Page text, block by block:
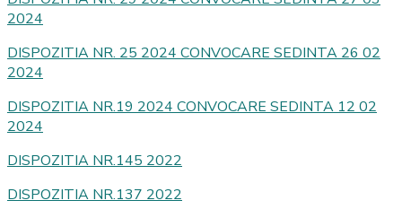
2024
DISPOZITIA NR. 25 2024 CONVOCARE SEDINTA 26 02
2024
DISPOZITIA NR.19 2024 CONVOCARE SEDINTA 12 02
2024
DISPOZITIA NR.145 2022
DISPOZITIA NR.137 2022